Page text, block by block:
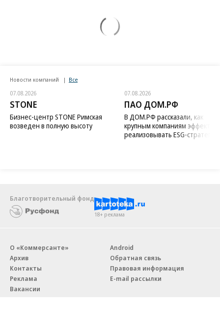
Новости компаний Все
07.08.2026
STONE
Бизнес-центр STONE Римская
возведен в полную высоту
07.08.2026
ПАО ДОМ.РФ
В ДОМ.РФ рассказали, как
крупным компаниям
реализовывать ESG-стратегию
Благотворительный фонд
18+ реклама
О «Коммерсанте»
Архив
Контакты
Реклама
Вакансии
Android
Обратная связь
Правовая информация
E-mail рассылки